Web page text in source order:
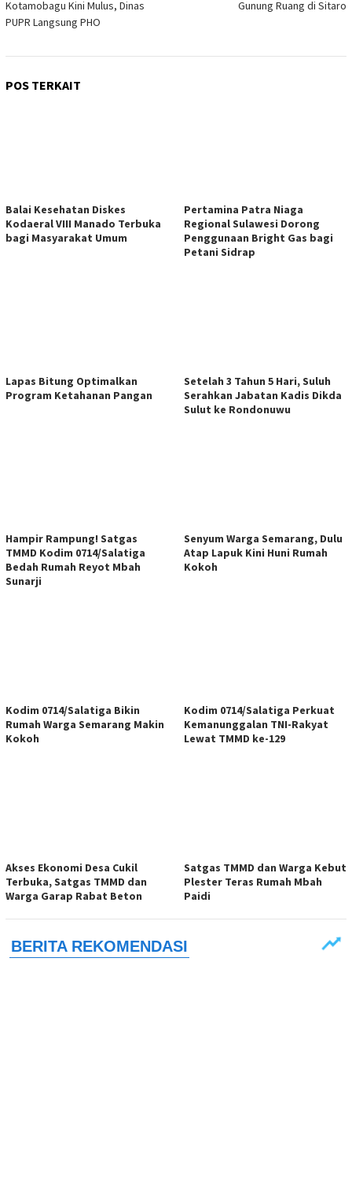
Kotamobagu Kini Mulus, Dinas
PUPR Langsung PHO
Gunung Ruang di Sitaro
POS TERKAIT
Balai Kesehatan Diskes
Kodaeral VIII Manado Terbuka
bagi Masyarakat Umum
Pertamina Patra Niaga
Regional Sulawesi Dorong
Penggunaan Bright Gas bagi
Petani Sidrap
Lapas Bitung Optimalkan
Program Ketahanan Pangan
Setelah 3 Tahun 5 Hari, Suluh
Serahkan Jabatan Kadis Dikda
Sulut ke Rondonuwu
Hampir Rampung! Satgas
TMMD Kodim 0714/Salatiga
Bedah Rumah Reyot Mbah
Sunarji
Senyum Warga Semarang, Dulu
Atap Lapuk Kini Huni Rumah
Kokoh
Kodim 0714/Salatiga Bikin
Rumah Warga Semarang Makin
Kokoh
Kodim 0714/Salatiga Perkuat
Kemanunggalan TNI-Rakyat
Lewat TMMD ke-129
Akses Ekonomi Desa Cukil
Terbuka, Satgas TMMD dan
Warga Garap Rabat Beton
Satgas TMMD dan Warga Kebut
Plester Teras Rumah Mbah
Paidi